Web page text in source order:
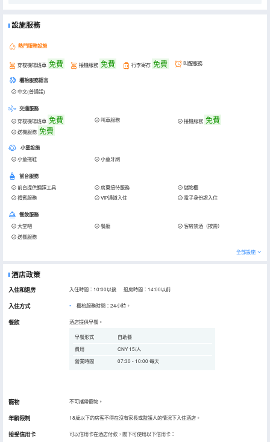
設施服務
熱門服務設施
穿梭機場班車 免費 接機服務 免費 行李寄存 免費 叫醒服務
櫃枱服務語言
中文(普通話)
交通服務
穿梭機場班車 免費 叫車服務 接機服務 免費
送機服務 免費
小童設施
小童拖鞋 小童牙刷
前台服務
前台提供翻譯工具 房東接待服務
儲物櫃
禮賓服務
VIP通道入住 電子身份證入住
餐飲服務
大堂吧 餐廳
客房禁酒（按需）
送餐服務
全部設施
酒店政策
入住和退房 入住時間：10:00以後 退房時間：14:00以前
入住方式 櫃枱服務時間：24小時。
餐飲 酒店提供早餐。
早餐形式
自助餐
費用
CNY 15/人
營業時間
07:30 - 10:00 每天
寵物 不可攜帶寵物。
年齡限制 18歲以下的房客不得在沒有家長或監護人的情況下入住酒店。
接受信用卡 可以信用卡在酒店付款，閣下可使用以下信用卡：